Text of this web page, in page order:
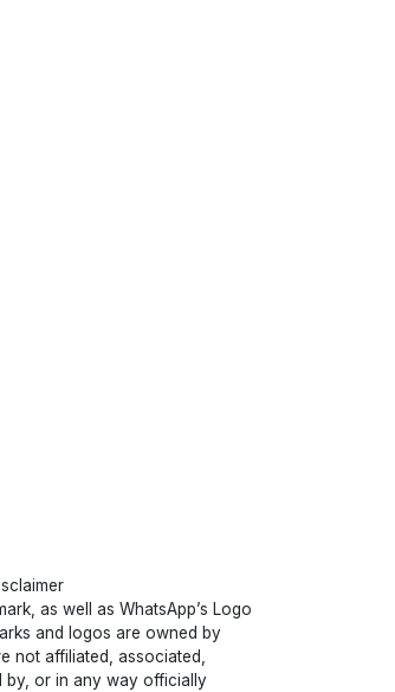
as well as WhatsApp’s Logo
and logos are owned by
not affiliated, associated,
by, or in any way officially